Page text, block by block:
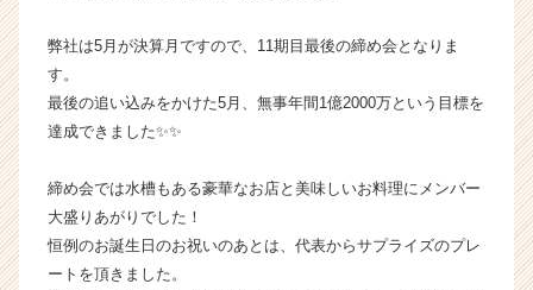
ウ
届
活
サ
イ
弊社は5月が決算月ですので、11期目最後の締め会となりま
す。
最後の追い込みをかけた5月、無事年間1億2000万という目標を
達成できました✨✨
締め会では水槽もある豪華なお店と美味しいお料理にメンバー
大盛りあがりでした！
恒例のお誕生日のお祝いのあとは、代表からサプライズのプレ
ートを頂きました。